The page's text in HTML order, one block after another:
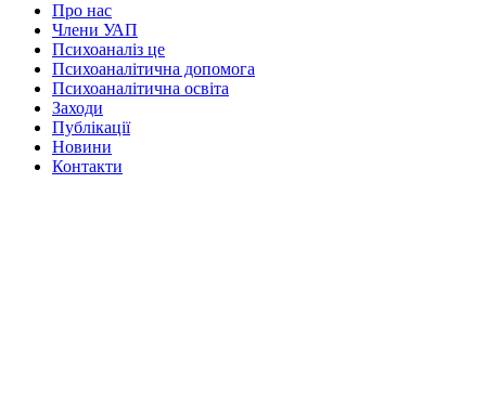
Про нас
Члени УАП
Психоаналіз це
Психоаналітична допомога
Психоаналітична освіта
Заходи
Публікації
Новини
Контакти